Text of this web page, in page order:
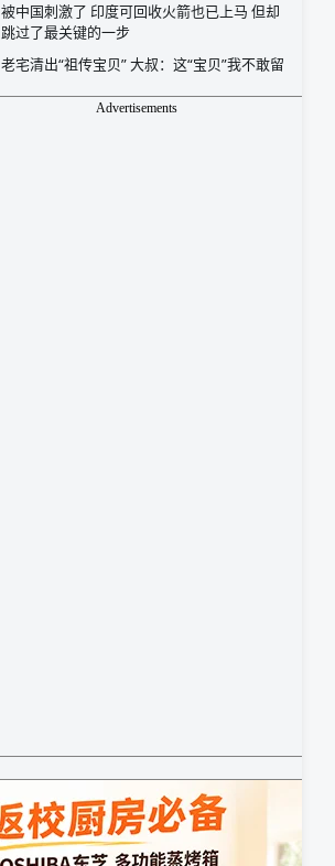
被中国刺激了 印度可回收火箭也已上马 但却
跳过了最关键的一步
老宅清出“祖传宝贝” 大叔：这“宝贝”我不敢留
Advertisements